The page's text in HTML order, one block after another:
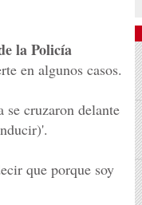
la Policía
en algunos casos.
se cruzaron delante
que porque soy